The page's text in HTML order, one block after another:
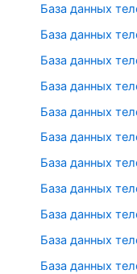
База данных
База данных
База данных
База данных
База данных
База данных
База данных
База данных
База данных
База данных
База данных